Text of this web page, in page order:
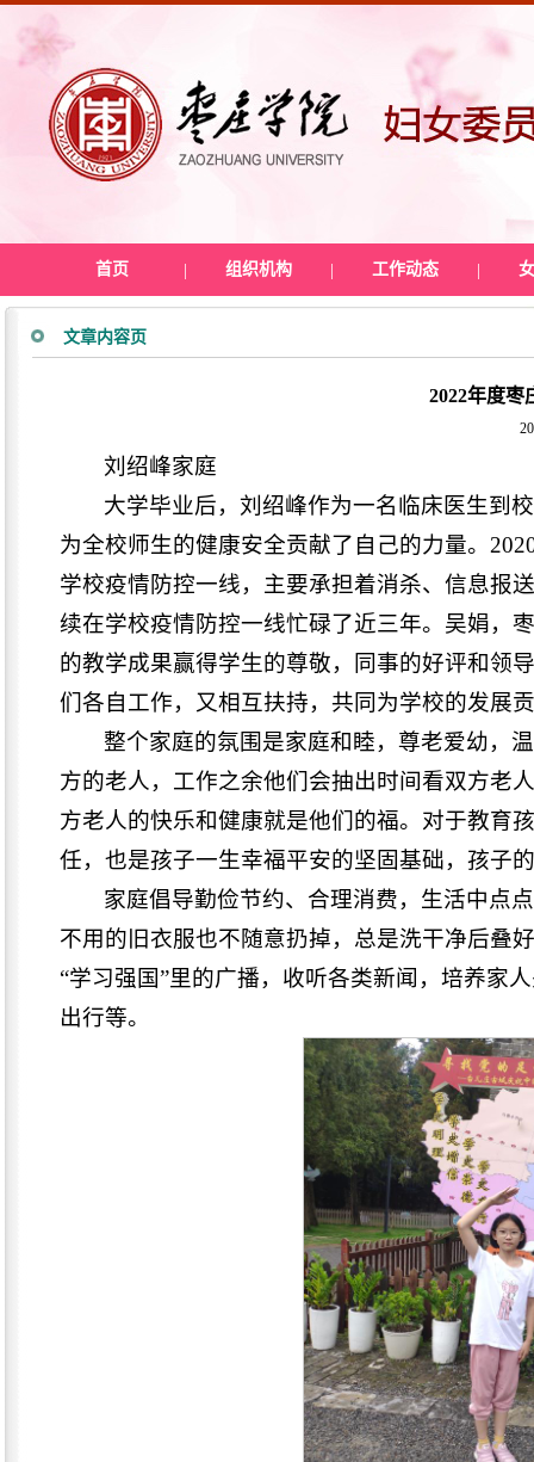
首页 | 组织机构 | 工作动态 |
文章内容页
2022年度枣
刘绍峰家庭
大学毕业后，刘绍峰作为一名临床医生到
为全校师生的健康安全贡献了自己的力量。
学校疫情防控一线，主要承担着消杀、信息报
续在学校疫情防控一线忙碌了近三年。吴娟，
的教学成果赢得学生的尊敬，同事的好评和领
们各自工作，又相互扶持，共同为学校的发展
整个家庭的氛围是家庭和睦，尊老爱幼，
方的老人，工作之余他们会抽出时间看双方老
方老人的快乐和健康就是他们的福。对于教育
任，也是孩子一生幸福平安的坚固基础，孩子
家庭倡导勤俭节约、合理消费，生活中点
不用的旧衣服也不随意扔掉，总是洗干净后叠
“学习强国”里的广播，收听各类新闻，培养家
出行等。